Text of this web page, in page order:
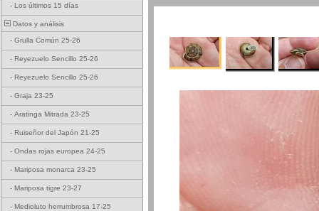
- Los últimos 15 días
Datos y análisis
- Grulla Común 25-26
- Reyezuelo Sencillo 25-26
- Reyezuelo Sencillo 25-26
- Graja 23-25
- Aratinga Mitrada 23-25
- Ruiseñor del Japón 21-25
- Ondas rojas europea 24-25
- Mariposa monarca 23-25
- Mariposa tigre 23-27
- Medioluto herrumbrosa 17-25